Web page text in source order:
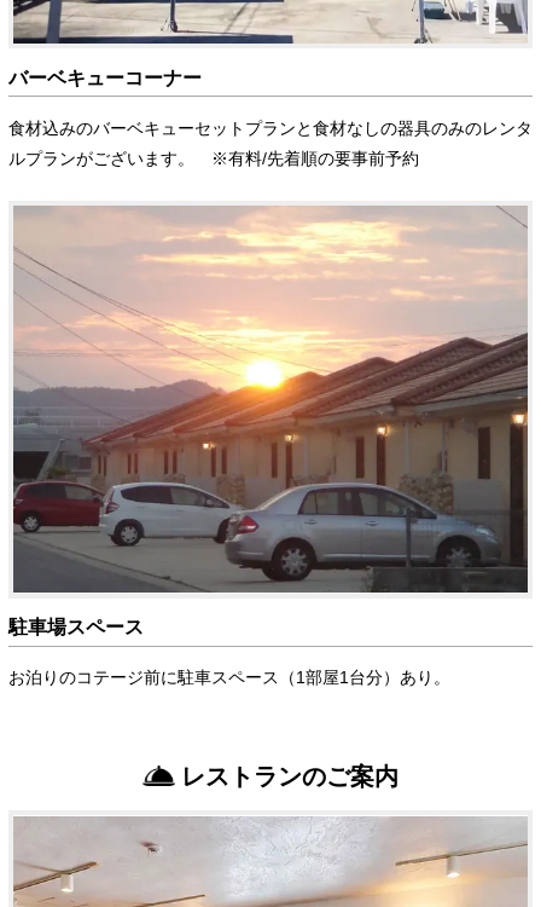
バーベキューコーナー
食材込みのバーベキューセットプランと食材なしの器具のみのレンタ
ルプランがございます。 ※有料/先着順の要事前予約
駐車場スペース
お泊りのコテージ前に駐車スペース（1部屋1台分）あり。
レストランのご案内